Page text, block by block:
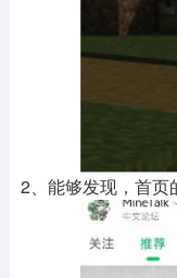
2、能够发现，首页